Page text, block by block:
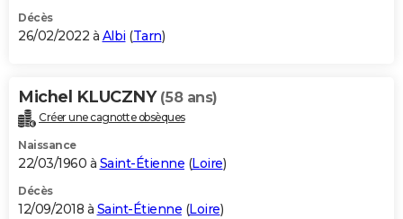
Décès
26/02/2022 à Albi (Tarn)
Michel KLUCZNY (58 ans)
Créer une cagnotte obsèques
Naissance
22/03/1960 à Saint-Étienne (Loire)
Décès
12/09/2018 à Saint-Étienne (Loire)